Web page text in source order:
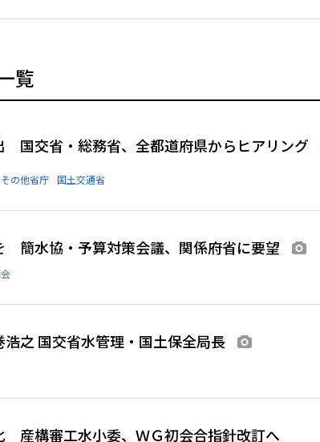
覧
国交省・総務省、全都道府県からヒアリング
の他省庁 国土交通省
簡水協・予算対策会議、関係府省に要望
浩之 国交省水管理・国土保全局長
産構審工水小委、ＷＧ初会合指針改訂へ